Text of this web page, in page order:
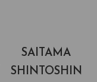
SAITAMA
SHINTOSHIN